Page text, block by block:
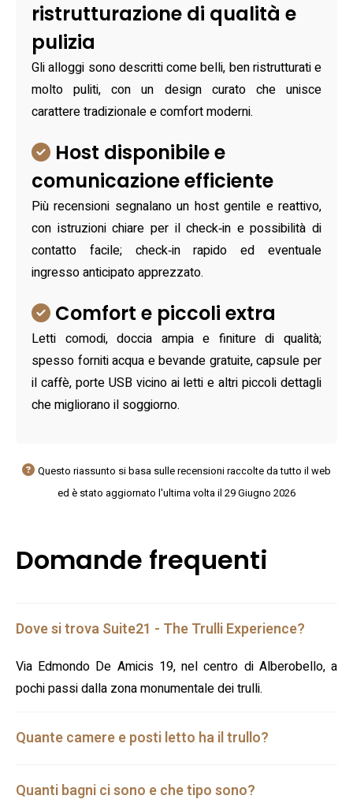
ristrutturazione di qualità e
pulizia
Gli alloggi sono descritti come belli, ben ristrutturati e
molto puliti, con un design curato che unisce
carattere tradizionale e comfort moderni.
Host disponibile e
comunicazione efficiente
Più recensioni segnalano un host gentile e reattivo,
con istruzioni chiare per il check‑in e possibilità di
contatto facile; check‑in rapido ed eventuale
ingresso anticipato apprezzato.
Comfort e piccoli extra
Letti comodi, doccia ampia e finiture di qualità;
spesso forniti acqua e bevande gratuite, capsule per
il caffè, porte USB vicino ai letti e altri piccoli dettagli
che migliorano il soggiorno.
Questo riassunto si basa sulle recensioni raccolte da tutto il web
ed è stato aggiornato l'ultima volta il 29 Giugno 2026
Domande frequenti
Dove si trova Suite21 - The Trulli Experience?
Via Edmondo De Amicis 19, nel centro di Alberobello, a
pochi passi dalla zona monumentale dei trulli.
Quante camere e posti letto ha il trullo?
Quanti bagni ci sono e che tipo sono?